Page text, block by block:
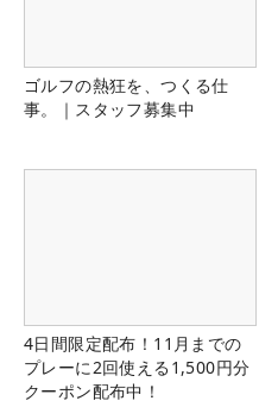
ゴルフの熱狂を、つくる仕
事。｜スタッフ募集中
4日間限定配布！11月までの
プレーに2回使える1,500円分
クーポン配布中！